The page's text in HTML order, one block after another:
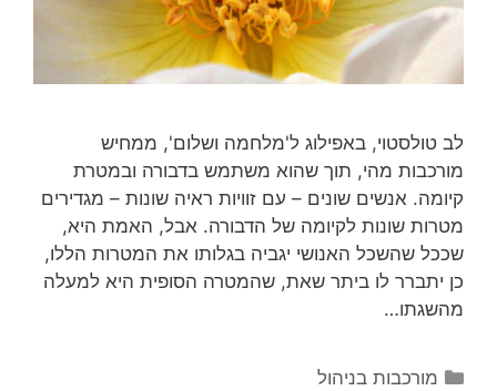
לב טולסטוי, באפילוג ל'מלחמה ושלום', ממחיש
מורכבות מהי, תוך שהוא משתמש בדבורה ובמטרת
קיומה. אנשים שונים – עם זוויות ראיה שונות – מגדירים
מטרות שונות לקיומה של הדבורה. אבל, האמת היא,
שככל שהשכל האנושי יגביה בגלותו את המטרות הללו,
כן יתברר לו ביתר שאת, שהמטרה הסופית היא למעלה
מהשגתו…
קטגוריות
מורכבות בניהול